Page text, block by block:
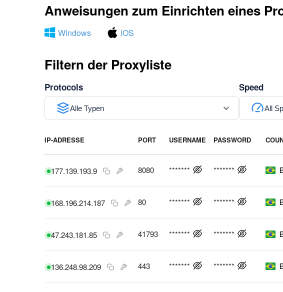
Anweisungen zum Einrichten eines
Windows iOS
Filtern der Proxyliste
Protocols
Alle Typen
Speed
All
IP-ADRESSE PORT USERNAME PASSWORD
177.139.193.9 8080 ******* *******
168.196.214.187 80 ******* *******
47.243.181.85 41793 ******* *******
136.248.98.209 443 ******* *******